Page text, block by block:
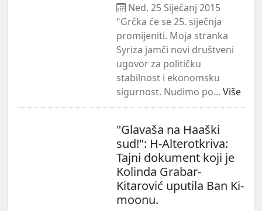
Ned, 25 Siječanj 2015
"Grčka će se 25. siječnja
promijeniti. Moja stranka
Syriza jamči novi društveni
ugovor za političku
stabilnost i ekonomsku
sigurnost. Nudimo po... Više
"Glavaša na Haaški
sud!": H-Alterotkriva:
Tajni dokument koji je
Kolinda Grabar-
Kitarović uputila Ban Ki-
moonu.